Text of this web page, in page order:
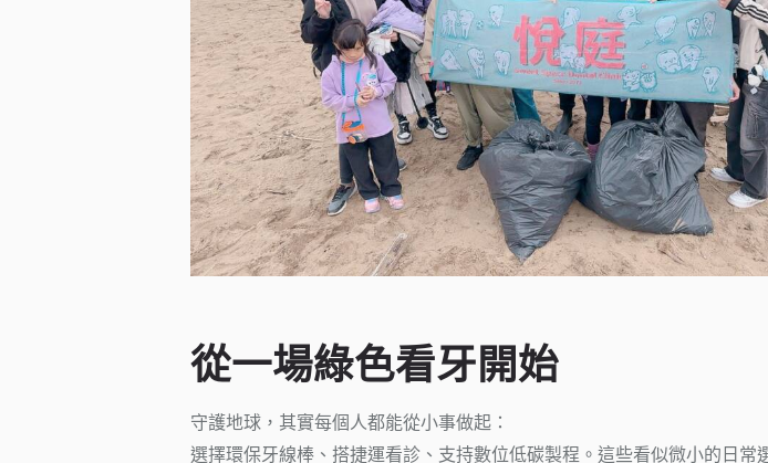
從一場綠色看牙開始
守護地球，其實每個人都能從小事做起：
選擇環保牙線棒、搭捷運看診、支持數位低碳製程。這些看似微小的日常